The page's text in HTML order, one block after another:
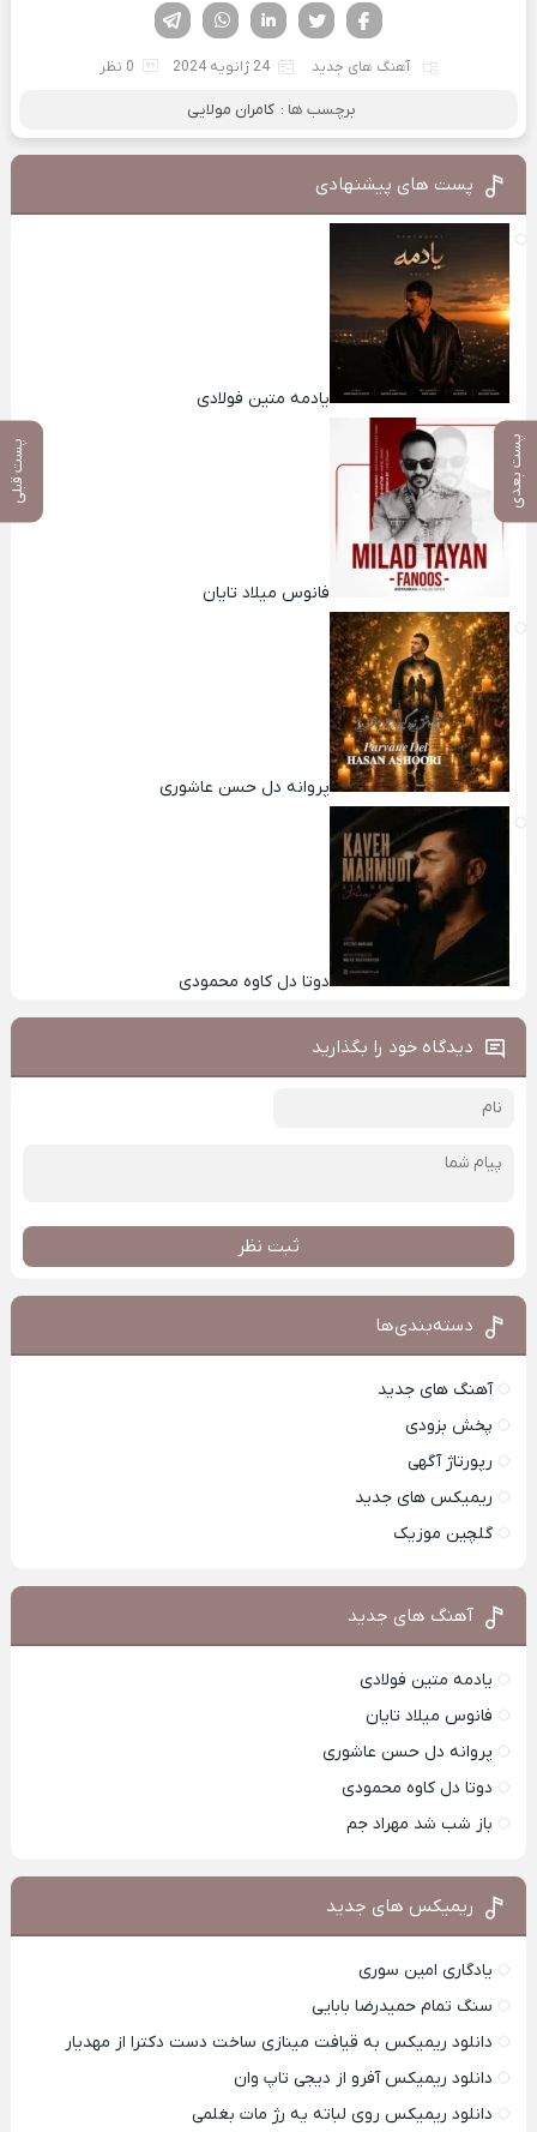
پست بعدی پست قبلی
لینکدین تویتر
فیسوک
آهنگ های جدید 24 ژانویه 2024 0 نظر
برچسب ها : کامران مولایی
پست های پیشنهادی
یادمه متین فولادی
فانوس میلاد تایان
پروانه دل حسن عاشوری
دوتا دل کاوه محمودی
دیدگاه خود را بگذارید
ثبت نظر
دسته‌بندی‌ها
آهنگ های جدید
پخش بزودی
رپورتاژ آگهی
ریمیکس های جدید
گلچین موزیک
آهنگ های جدید
یادمه متین فولادی
فانوس میلاد تایان
پروانه دل حسن عاشوری
دوتا دل کاوه محمودی
باز شب شد مهراد جم
ریمیکس های جدید
یادگاری امین سوری
سنگ تمام حمیدرضا بابایی
دانلود ریمیکس به قیافت مینازی ساخت دست دکترا از مهدیار
دانلود ریمیکس آفرو از ديجی تاپ وان
دانلود ریمیکس روی لباته یه رژ مات بغلمی